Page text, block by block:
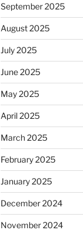
September 2025
August 2025
July 2025
June 2025
May 2025
April 2025
March 2025
February 2025
January 2025
December 2024
November 2024